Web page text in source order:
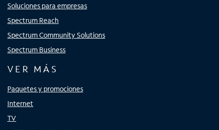
Soluciones para empresas
Spectrum Reach
Spectrum Community Solutions
Spectrum Business
VER MÁS
Paquetes y promociones
Internet
TV